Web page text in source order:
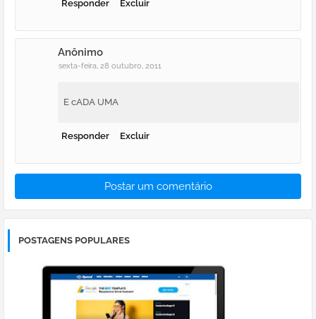
Responder Excluir
Anônimo
sexta-feira, 28 outubro, 2011
E cADA UMA
Responder Excluir
Postar um comentário
POSTAGENS POPULARES